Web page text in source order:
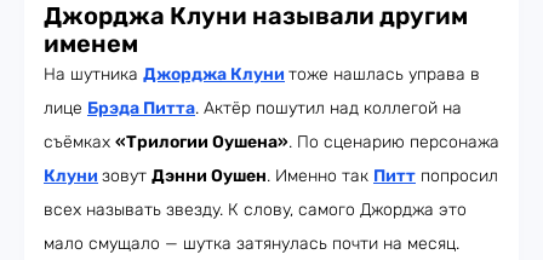
Джорджа Клуни называли другим
именем
На шутника Джорджа Клуни тоже нашлась управа в
лице Брэда Питта. Актёр пошутил над коллегой на
съёмках «Трилогии Оушена». По сценарию персонажа
Клуни зовут Дэнни Оушен. Именно так Питт попросил
всех называть звезду. К слову, самого Джорджа это
мало смущало — шутка затянулась почти на месяц.